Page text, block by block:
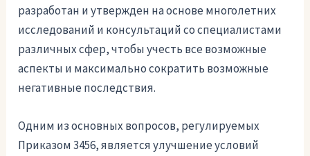
разработан и утвержден на основе многолетних
исследований и консультаций со специалистами
различных сфер, чтобы учесть все возможные
аспекты и максимально сократить возможные
негативные последствия.
Одним из основных вопросов, регулируемых
Приказом 3456, является улучшение условий